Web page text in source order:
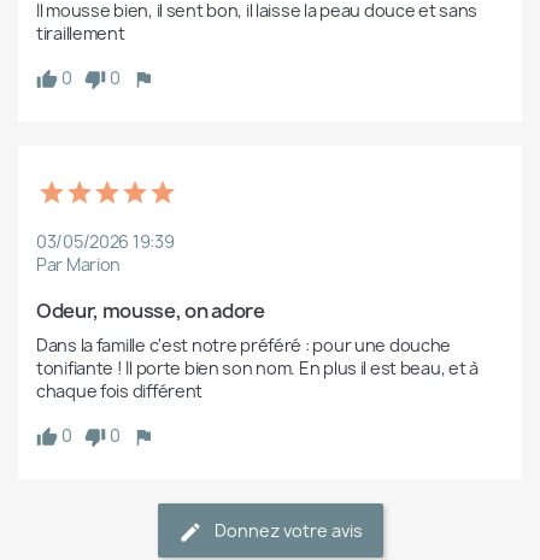
Il mousse bien, il sent bon, il laisse la peau douce et sans
tiraillement
0
0
03/05/2026 19:39
Par Marion
Odeur, mousse, on adore
Dans la famille c'est notre préféré : pour une douche
tonifiante ! Il porte bien son nom. En plus il est beau, et à
chaque fois différent
0
0
Donnez votre avis